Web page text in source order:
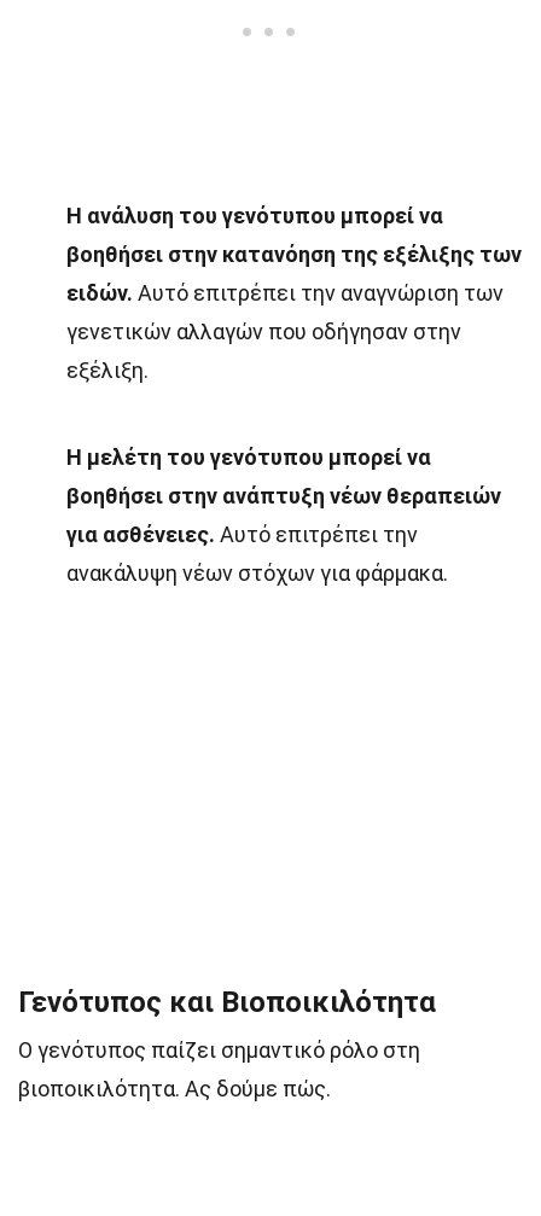
Η ανάλυση του γενότυπου μπορεί να
βοηθήσει στην κατανόηση της εξέλιξης των
ειδών. Αυτό επιτρέπει την αναγνώριση των
γενετικών αλλαγών που οδήγησαν στην
εξέλιξη.
Η μελέτη του γενότυπου μπορεί να
βοηθήσει στην ανάπτυξη νέων θεραπειών
για ασθένειες. Αυτό επιτρέπει την
ανακάλυψη νέων στόχων για φάρμακα.
Γενότυπος και Βιοποικιλότητα
Ο γενότυπος παίζει σημαντικό ρόλο στη
βιοποικιλότητα. Ας δούμε πώς.